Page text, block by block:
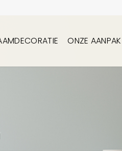
ONZE AANPAK